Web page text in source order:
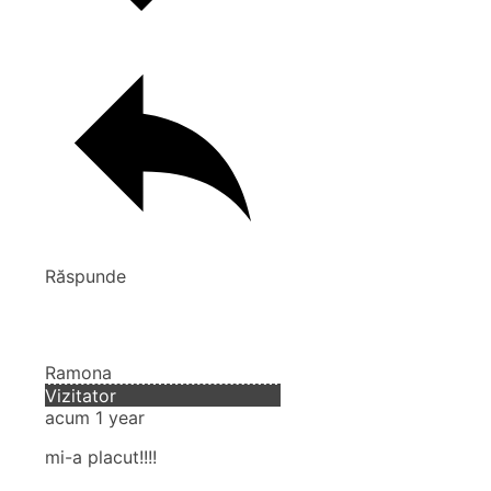
Răspunde
Ramona
Vizitator
acum 1 year
mi-a placut!!!!